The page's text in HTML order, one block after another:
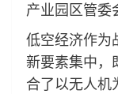
产业园区管委
低空经济作为
新要素集中，
合了以无人机